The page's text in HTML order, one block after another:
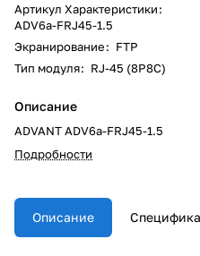
Артикул Характеристики:
ADV6a-FRJ45-1.5
Экранирование: FTP
Тип модуля: RJ-45 (8P8C)
Описание
ADVANT ADV6a-FRJ45-1.5
Подробности
Описание